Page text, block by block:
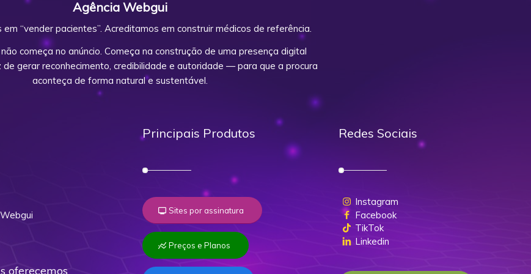
Agência Webgui
“vender pacientes”. Acreditamos em construir médicos de referência.
começa no anúncio. Começa na construção de uma presença digital
gerar reconhecimento, credibilidade e autoridade — para que a procura
aconteça de forma natural e sustentável.
oferecemos
Principais Produtos
Sites por assinatura
Preços e Planos
Redes Sociais
Instagram
Facebook
TikTok
Linkedin